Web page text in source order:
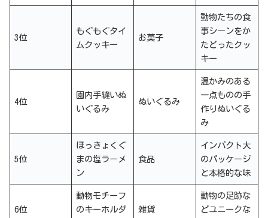
3位
もぐもぐタイ
ムクッキー
お菓子
動物たちの食
事シーンをか
たどったクッ
キー
4位
園内手縫いぬ
いぐるみ
ぬいぐるみ
温かみのある
一点ものの手
作りぬいぐる
み
5位
ほっきょくぐ
まの塩ラーメ
ン
食品
インパクト大
のパッケージ
と本格的な味
6位
動物モチーフ
のキーホルダ
雑貨
動物の足跡な
どユニークな